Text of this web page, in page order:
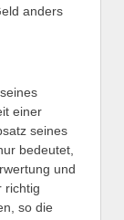
anders
einer
seines
bedeutet,
und
richtig
so die